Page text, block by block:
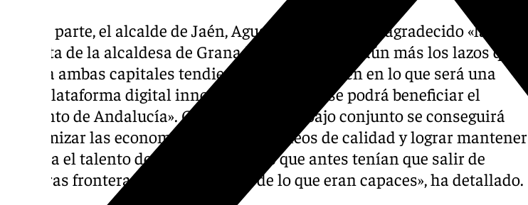
Por su parte, el alcalde de Jaén, Agustín González, ha agradecido «la
apuesta de la alcaldesa de Granada por estrechar aún más los lazos que
unen a ambas capitales tendiendo la mano a Jaén en lo que será una
gran plataforma digital innovadora de la que se podrá beneficiar el
conjunto de Andalucía». Gracias a este trabajo conjunto se conseguirá
«dinamizar las economías, generar empleos de calidad y lograr mantener
en casa el talento de nuestros jóvenes que antes tenían que salir de
nuestras fronteras para demostrar de lo que eran capaces», ha detallado.